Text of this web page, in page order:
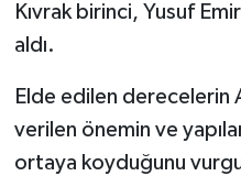
Kıvrak birinci, Yusuf
aldı.
Elde edilen derecelerin
verilen önemin ve yapılan
ortaya koyduğunu